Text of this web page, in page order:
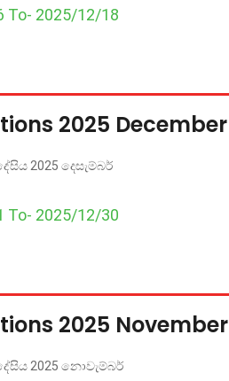
To- 2025/12/18
2025 December
2025 දෙසැම්බර්
To- 2025/12/30
2025 November
2025 නොවැම්බර්